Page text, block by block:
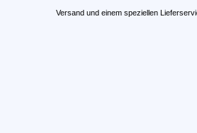
Versand und einem speziellen